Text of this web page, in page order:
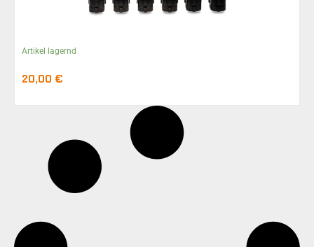
Artikel lagernd
20,00 €